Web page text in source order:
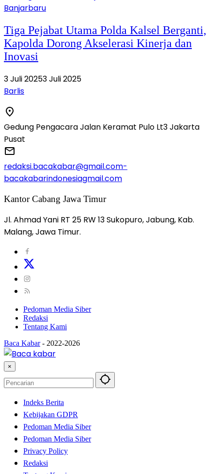
Banjarbaru
Tiga Pejabat Utama Polda Kalsel Berganti,
Kapolda Dorong Akselerasi Kinerja dan
Inovasi
3 Juli 20253 Juli 2025
Barlis
Gedung Pengacara Jalan Keramat Pulo Lt3 Jakarta
Pusat
redaksi.bacakabar@gmail.com-
bacakabarindonesiagmail.com
Kantor Cabang Jawa Timur
Jl. Ahmad Yani RT 25 RW 13 Sukopuro, Jabung, Kab.
Malang, Jawa Timur.
Pedoman Media Siber
Redaksi
Tentang Kami
Baca Kabar - 2022-2026
×
Indeks Berita
Kebijakan GDPR
Pedoman Media Siber
Pedoman Media Siber
Privacy Policy
Redaksi